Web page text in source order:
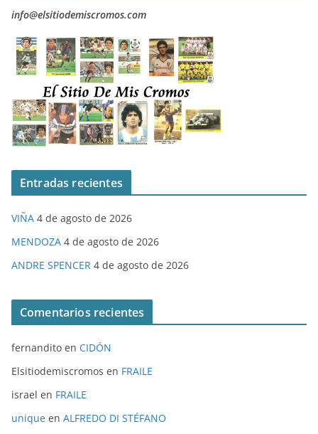
info@elsitiodemiscromos.com
Entradas recientes
VIÑA 4 de agosto de 2026
MENDOZA 4 de agosto de 2026
ANDRE SPENCER 4 de agosto de 2026
Comentarios recientes
fernandito en CIDÓN
Elsitiodemiscromos en FRAILE
israel en FRAILE
unique en ALFREDO DI STÉFANO